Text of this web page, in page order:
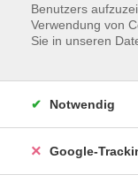
Benutzers
Verwendung von
Sie in unseren
Notwendig
Google-